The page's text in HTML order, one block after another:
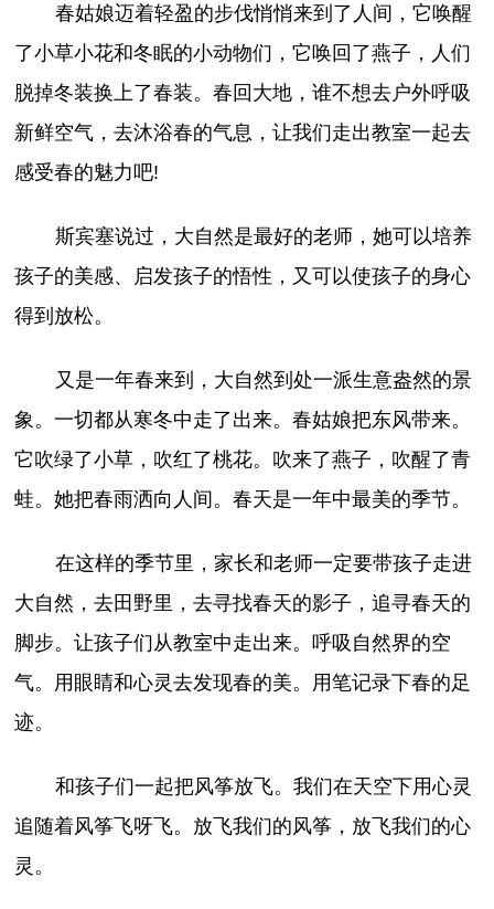
春姑娘迈着轻盈的步伐悄悄来到了人间，它唤醒
了小草小花和冬眠的小动物们，它唤回了燕子，人们
脱掉冬装换上了春装。春回大地，谁不想去户外呼吸
新鲜空气，去沐浴春的气息，让我们走出教室一起去
感受春的魅力吧!
斯宾塞说过，大自然是最好的老师，她可以培养
孩子的美感、启发孩子的悟性，又可以使孩子的身心
得到放松。
又是一年春来到，大自然到处一派生意盎然的景
象。一切都从寒冬中走了出来。春姑娘把东风带来。
它吹绿了小草，吹红了桃花。吹来了燕子，吹醒了青
蛙。她把春雨洒向人间。春天是一年中最美的季节。
在这样的季节里，家长和老师一定要带孩子走进
大自然，去田野里，去寻找春天的影子，追寻春天的
脚步。让孩子们从教室中走出来。呼吸自然界的空
气。用眼睛和心灵去发现春的美。用笔记录下春的足
迹。
和孩子们一起把风筝放飞。我们在天空下用心灵
追随着风筝飞呀飞。放飞我们的风筝，放飞我们的心
灵。